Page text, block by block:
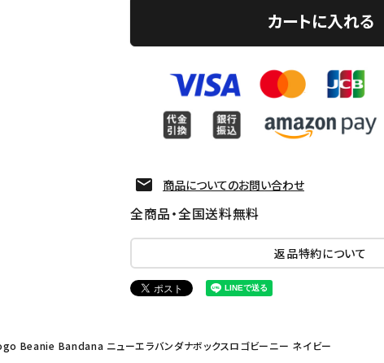
カートに入れる
商品についてのお問い合わせ
全商品・全国送料無料
返品特約について
Beanie Bandana ニューエラバンダナボックスロゴビーニー ネイビー